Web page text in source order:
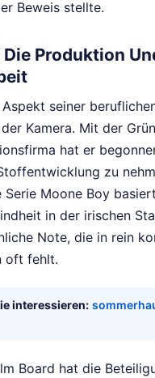
Beweis stellte.
Produktion
seiner
Kamera. Mit der
hat er
zu
Serie Moone Boy
in der irischen
Note, die in rein
oft fehlt.
interessieren:
Board hat die